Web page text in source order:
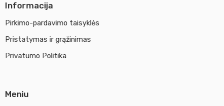
Informacija
Pirkimo-pardavimo taisyklės
Pristatymas ir grąžinimas
Privatumo Politika
Meniu